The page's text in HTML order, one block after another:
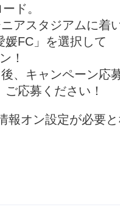
ド。
アスタジアムに着
媛FC」を選択して
！
、キャンペーン応
応募ください！
報オン設定が必要